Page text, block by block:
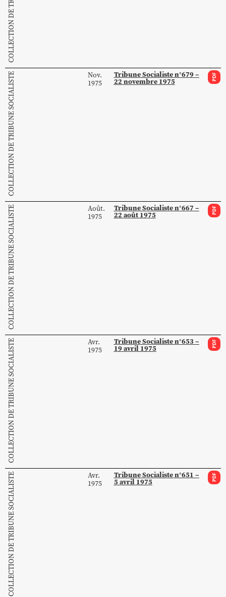
COLLECTION DE TRIBUNE SOCIALISTE
Nov.
1975
Tribune Socialiste n°679 –
22 novembre 1975 PDF
COLLECTION DE TRIBUNE SOCIALISTE
Août.
1975
Tribune Socialiste n°667 –
22 août 1975 PDF
COLLECTION DE TRIBUNE SOCIALISTE
Avr.
1975
Tribune Socialiste n°653 –
19 avril 1975 PDF
COLLECTION DE TRIBUNE SOCIALISTE
Avr.
1975
Tribune Socialiste n°651 –
5 avril 1975 PDF